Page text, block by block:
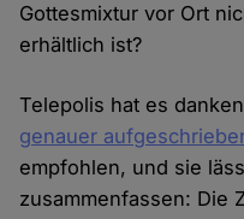
Gottesmixtur vor Ort
erhältlich ist?
Telepolis hat es
genauer
empfohlen, und sie
zusammenfassen: Die